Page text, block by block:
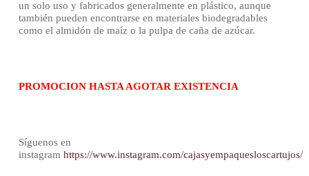
un solo uso y fabricados generalmente en plástico, aunque
también pueden encontrarse en materiales biodegradables
como el almidón de maíz o la pulpa de caña de azúcar.
PROMOCION HASTA AGOTAR EXISTENCIA
Síguenos en
instagram https://www.instagram.com/cajasyempaquesloscartujos/